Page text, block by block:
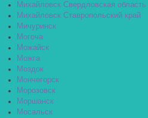
Михайловск Свердловская область
Михайловск Ставропольский край
Мичуринск
Могоча
Можайск
Можга
Моздок
Мончегорск
Морозовск
Моршанск
Мосальск